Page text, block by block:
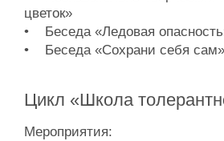
цветок»
• Беседа «Ледовая
• Беседа «Сохрани себя сам»
Цикл «Школа
Мероприятия: